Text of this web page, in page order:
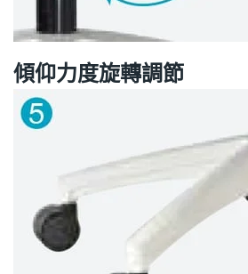
傾仰力度旋轉調節